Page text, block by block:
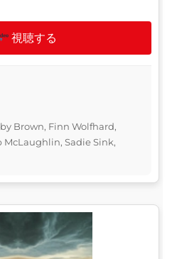
視聴する
Brown, Finn Wolfhard,
McLaughlin, Sadie Sink,